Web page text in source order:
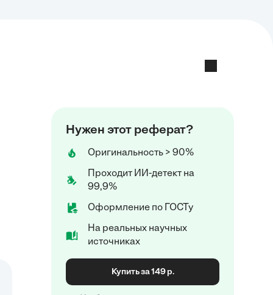
Нужен этот реферат?
Оригинальность > 90%
Проходит ИИ-детект на
99,9%
Оформление по ГОСТу
На реальных научных
источниках
Купить за 149 р.